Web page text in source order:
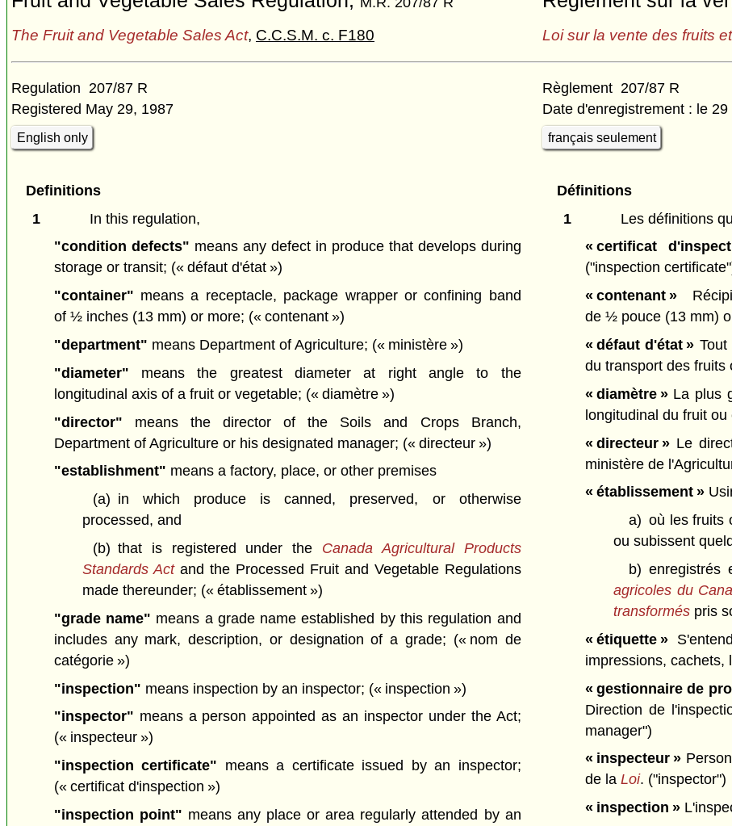
The Fruit and Vegetable Sales Act, C.C.S.M. c. F180 Loi sur la vente des fruits
Regulation 207/87 R
Registered May 29, 1987
English only
Règlement 207/87 R
Date d'enregistrement : le
français seulement
Definitions
1
In this regulation,
"condition defects" means any defect in produce that develops during
storage or transit; (« défaut d'état »)
"container" means a receptacle, package wrapper or confining band
of ½ inches (13 mm) or more; (« contenant »)
"department" means Department of Agriculture; (« ministère »)
"diameter" means the greatest diameter at right angle to the
longitudinal axis of a fruit or vegetable; (« diamètre »)
"director" means the director of the Soils and Crops Branch,
Department of Agriculture or his designated manager; (« directeur »)
"establishment" means a factory, place, or other premises
(a) in which produce is canned, preserved, or otherwise
processed, and
(b) that is registered under the Canada Agricultural Products
Standards Actand the Processed Fruit and Vegetable Regulations
made thereunder; (« établissement »)
"grade name" means a grade name established by this regulation and
includes any mark, description, or designation of a grade; (« nom de
catégorie »)
"inspection" means inspection by an inspector; (« inspection »)
"inspector" means a person appointed as an inspector under the Act;
(« inspecteur »)
"inspection certificate" means a certificate issued by an inspector;
(« certificat d'inspection »)
"inspection point" means any place or area regularly attended by an
Définitions
1
Les définitions
« certificat
("inspection
« contenant »
de ½ pouce (13 mm)
« défaut d'état »
du transport des fruits
« diamètre »La plus
longitudinal du fruit ou
« directeur »Le
ministère de
« établissement »
a) où les fruits
ou subissent
b) enregistrés
agricoles du
transformés pris
« étiquette »
impressions, cachets,
« gestionnaire de
Direction de
manager")
« inspecteur »
de la Loi. ("inspector")
« inspection »